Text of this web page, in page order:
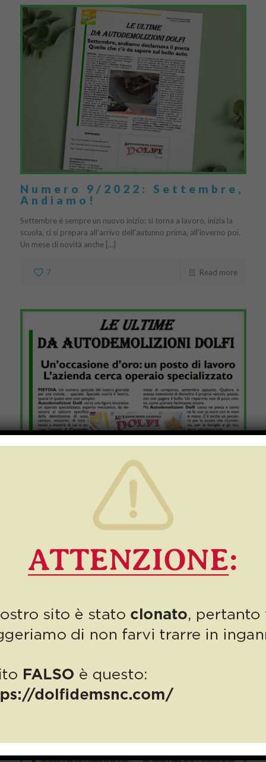
Numero 9/2022: Settembre,
Andiamo!
Settembre è sempre un nuovo inizio: si torna a lavoro, inizia la
scuola, ci si prepara all’arrivo dell’autunno prima, all’inverno poi.
Un mese di novità anche […]
7 Read more
Numero 9bis, SETTEMBRE
per una notizia altrettanto
speciale!
ancora ha un’occupazione. Per chi invece è in […]
12 Read more